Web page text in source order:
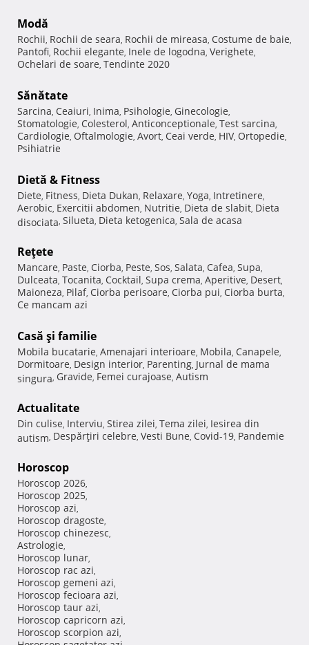
Modă
Rochii, Rochii de seara, Rochii de mireasa, Costume de baie,
Pantofi, Rochii elegante, Inele de logodna, Verighete,
Ochelari de soare, Tendinte 2020
Sănătate
Sarcina, Ceaiuri, Inima, Psihologie, Ginecologie,
Stomatologie, Colesterol, Anticonceptionale, Test sarcina,
Cardiologie, Oftalmologie, Avort, Ceai verde, HIV, Ortopedie,
Psihiatrie
Dietă & Fitness
Diete, Fitness, Dieta Dukan, Relaxare, Yoga, Intretinere,
Aerobic, Exercitii abdomen, Nutritie, Dieta de slabit, Dieta
disociata, Silueta, Dieta ketogenica, Sala de acasa
Reţete
Mancare, Paste, Ciorba, Peste, Sos, Salata, Cafea, Supa,
Dulceata, Tocanita, Cocktail, Supa crema, Aperitive, Desert,
Maioneza, Pilaf, Ciorba perisoare, Ciorba pui, Ciorba burta,
Ce mancam azi
Casă şi familie
Mobila bucatarie, Amenajari interioare, Mobila, Canapele,
Dormitoare, Design interior, Parenting, Jurnal de mama
singura, Gravide, Femei curajoase, Autism
Actualitate
Din culise, Interviu, Stirea zilei, Tema zilei, Iesirea din
autism, Despărţiri celebre, Vesti Bune, Covid-19, Pandemie
Horoscop
Horoscop 2026,
Horoscop 2025,
Horoscop azi,
Horoscop dragoste,
Horoscop chinezesc,
Astrologie,
Horoscop lunar,
Horoscop rac azi,
Horoscop gemeni azi,
Horoscop fecioara azi,
Horoscop taur azi,
Horoscop capricorn azi,
Horoscop scorpion azi,